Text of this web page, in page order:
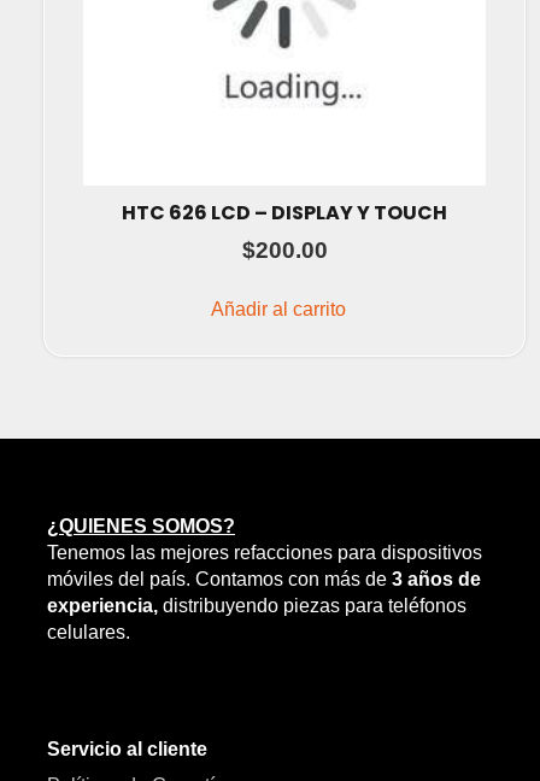
HTC 626 LCD – DISPLAY Y TOUCH
$200.00
Añadir al carrito
¿QUIENES SOMOS?
Tenemos las mejores refacciones para dispositivos
móviles del país. Contamos con más de 3 años de
experiencia, distribuyendo piezas para teléfonos
celulares.
Servicio al cliente